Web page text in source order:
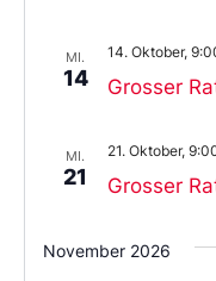
MI.
14 Grosser
14. Oktober,
MI.
21 Grosser
21. Oktober,
November 2026